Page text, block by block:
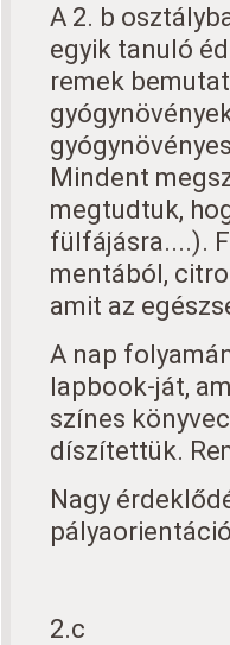
A 2. b
egyik tanuló
remek
Mindent
megtudtuk,
fülfájásra....).
mentából,
amit az
A nap
lapbook-ját,
színes
díszítettük.
Nagy
2.c